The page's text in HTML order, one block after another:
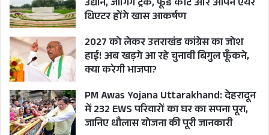
उद्यान, जॉगिंग ट्रैक, फूड कोर्ट और ओपन एयर
थिएटर होंगे खास आकर्षण
2027 को लेकर उत्तराखंड कांग्रेस का जोश
हाई! अब खड़गे आ रहे चुनावी बिगुल फूँकने,
क्या करेगी भाजपा?
PM Awas Yojana Uttarakhand: देहरादून
में 232 EWS परिवारों का घर का सपना पूरा,
जानिए धौलास योजना की पूरी जानकारी